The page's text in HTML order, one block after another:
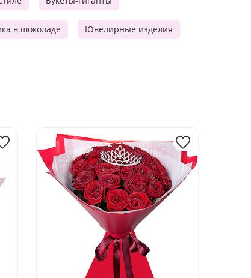
в шоколаде Ювелирные изделия